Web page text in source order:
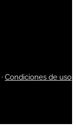
· Condiciones de uso